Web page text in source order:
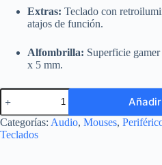
Extras: Teclado con
atajos de función.
Alfombrilla: Superficie
x 5 mm.
Teclado
Meetion
C500
Kit
4
Categorías: Audio, Mouses,
Teclados